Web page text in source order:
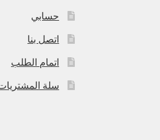
حسابي
اتصل بنا
اتمام الطلب
سلة